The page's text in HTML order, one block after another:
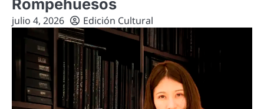
Rompehuesos
julio 4, 2026 Edición Cultural